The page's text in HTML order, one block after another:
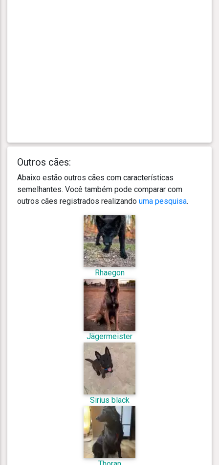
Outros cães:
Abaixo estão outros cães com características
semelhantes. Você também pode comparar com
outros cães registrados realizando uma pesquisa.
Rhaegon
Jägermeister
Sirius black